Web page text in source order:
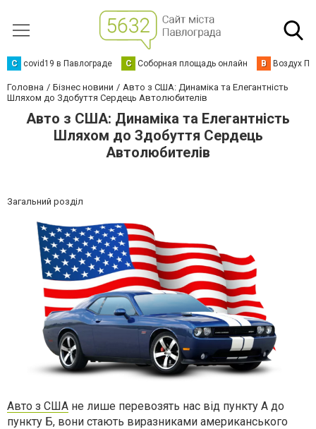
C covid19 в Павлограде С Соборная площадь онлайн В Воздух
Головна Бізнес новини
Авто з США: Динаміка та Елегантність
Шляхом до Здобуття Сердець Автолюбителів
Авто з США: Динаміка та Елегантність
Шляхом до Здобуття Сердець
Автолюбителів
Загальний розділ
Авто з США не лише перевозять нас від пункту А до
пункту Б, вони стають виразниками американського